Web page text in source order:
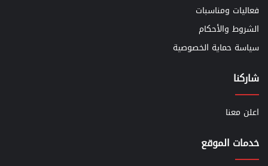
فعاليات ومناسبات
الشروط والأحكام
سياسة حماية الخصوصية
شاركنا
اعلن معنا
خدمات الموقع